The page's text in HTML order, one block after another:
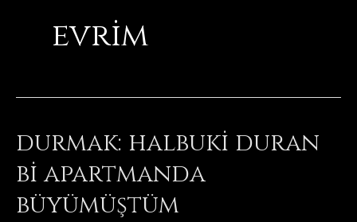
evrim
durmak: halbuki duran
bi apartmanda
büyümüştüm